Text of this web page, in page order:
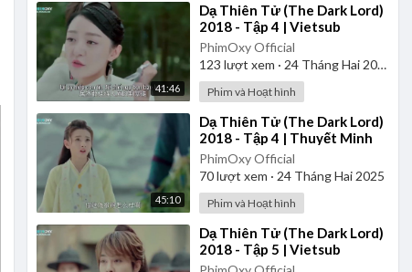
41:46
⁣Dạ Thiên Tử (The Dark Lord)
2018 - Tập 4 | Vietsub
PhimOxy Official
123 lượt xem · 24 Tháng Hai 2025
Phim và Hoạt hình
45:10
⁣Dạ Thiên Tử (The Dark Lord)
2018 - Tập 4 | Thuyết Minh
PhimOxy Official
70lượt xem · 24 Tháng Hai 2025
Phim và Hoạt hình
⁣Dạ Thiên Tử (The Dark Lord)
2018 - Tập 5 | Vietsub